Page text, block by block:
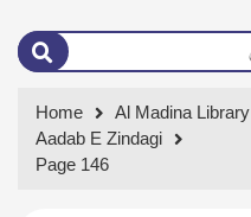
Home
Al Madina Library
Aadab E Zindagi
Page 146